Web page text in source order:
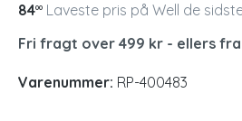
8400 Laveste pris på Well de
Fri fragt over 499 kr - ellers
Varenummer: RP-400483